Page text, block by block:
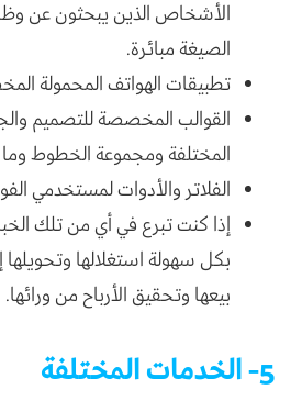
الأشخاص الذين يبحثون عن
الصيغة مبائرة.
تطبيقات الهواتف المحمولة
القوالب المخصصة للتصميم
المختلفة ومجموعة الخطوط
الفلاتر والأدوات لمستخدمي
إذا كنت تبرع في أي من تلك
بكل سهولة استغلالها
بيعها وتحقيق الأرباح من ورائها.
5- الخدمات المختلفة